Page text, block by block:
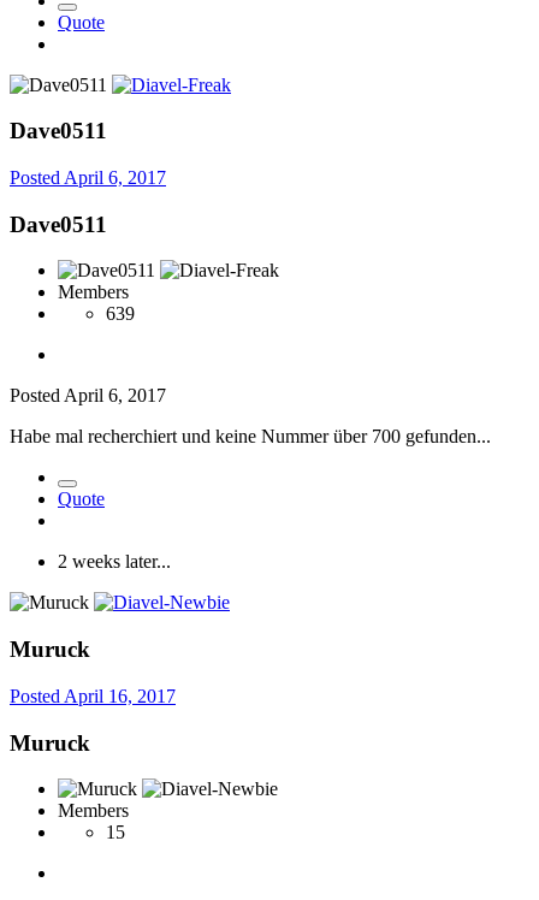
Quote
Dave0511
Posted April 6, 2017
Dave0511
Members
639
PostedApril 6, 2017
Habe mal recherchiert und keine Nummer über 700 gefunden...
Quote
2 weeks later...
Muruck
Posted April 16, 2017
Muruck
Members
15